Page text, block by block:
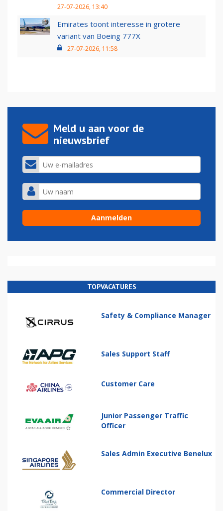
27-07-2026, 13:40
Emirates toont interesse in grotere
variant van Boeing 777X
27-07-2026, 11:58
Meld u aan voor de
nieuwsbrief
TOPVACATURES
Safety & Compliance Manager
Sales Support Staff
Customer Care
Junior Passenger Traffic
Officer
Sales Admin Executive Benelux
Commercial Director